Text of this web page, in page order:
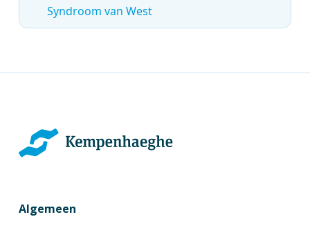
Syndroom van West
Algemeen